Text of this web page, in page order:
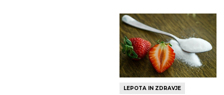
LEPOTA IN ZDRAVJE